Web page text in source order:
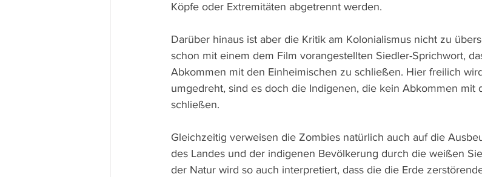
Köpfe oder Extremitäten abgetrennt werden.
Darüber hinaus ist aber die Kritik am Kolonialismus nicht zu
schon mit einem dem Film vorangestellten Siedler-Sprichwort,
Abkommen mit den Einheimischen zu schließen. Hier freilich
umgedreht, sind es doch die Indigenen, die kein Abkommen mit
schließen.
Gleichzeitig verweisen die Zombies natürlich auch auf die
des Landes und der indigenen Bevölkerung durch die weißen
der Natur wird so auch interpretiert, dass die die Erde